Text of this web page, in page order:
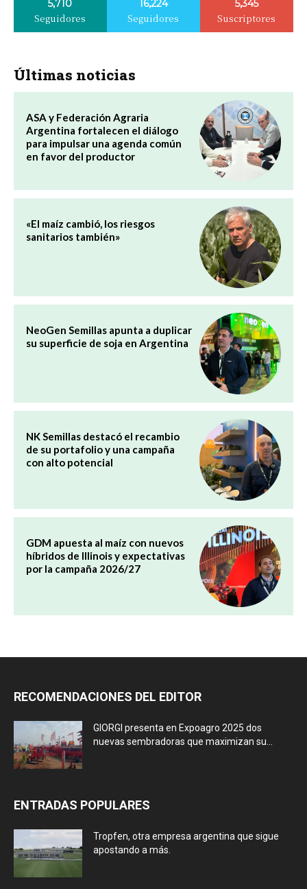
5,710
Seguidores
16,224
Seguidores
5,345
Suscriptores
Últimas noticias
ASA y Federación Agraria
Argentina fortalecen el diálogo
para impulsar una agenda común
en favor del productor
«El maíz cambió, los riesgos
sanitarios también»
NeoGen Semillas apunta a duplicar
su superficie de soja en Argentina
NK Semillas destacó el recambio
de su portafolio y una campaña
con alto potencial
GDM apuesta al maíz con nuevos
híbridos de Illinois y expectativas
por la campaña 2026/27
RECOMENDACIONES DEL EDITOR
GIORGI presenta en Expoagro 2025 dos
nuevas sembradoras que maximizan su...
ENTRADAS POPULARES
Tropfen, otra empresa argentina que sigue
apostando a más.